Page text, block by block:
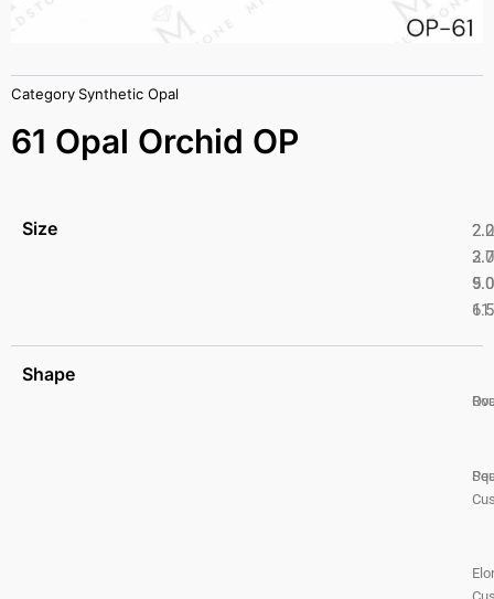
Category Synthetic Opal
61 Opal Orchid OP
Size
Shape